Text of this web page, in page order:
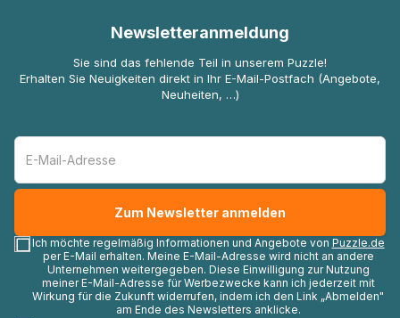
Newsletteranmeldung
Sie sind das fehlende Teil in unserem Puzzle!
Erhalten Sie Neuigkeiten direkt in Ihr E-Mail-Postfach (Angebote,
Neuheiten, …)
Ich möchte regelmäßig Informationen und Angebote von Puzzle.de
per E-Mail erhalten. Meine E-Mail-Adresse wird nicht an andere
Unternehmen weitergegeben. Diese Einwilligung zur Nutzung
meiner E-Mail-Adresse für Werbezwecke kann ich jederzeit mit
Wirkung für die Zukunft widerrufen, indem ich den Link „Abmelden"
am Ende des Newsletters anklicke.